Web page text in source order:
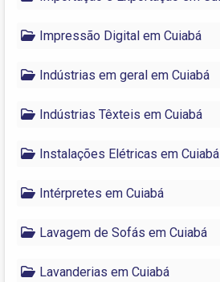
Impressão Digital em Cuiabá
Indústrias em geral em Cuiabá
Indústrias Têxteis em Cuiabá
Instalações Elétricas em Cuiabá
Intérpretes em Cuiabá
Lavagem de Sofás em Cuiabá
Lavanderias em Cuiabá